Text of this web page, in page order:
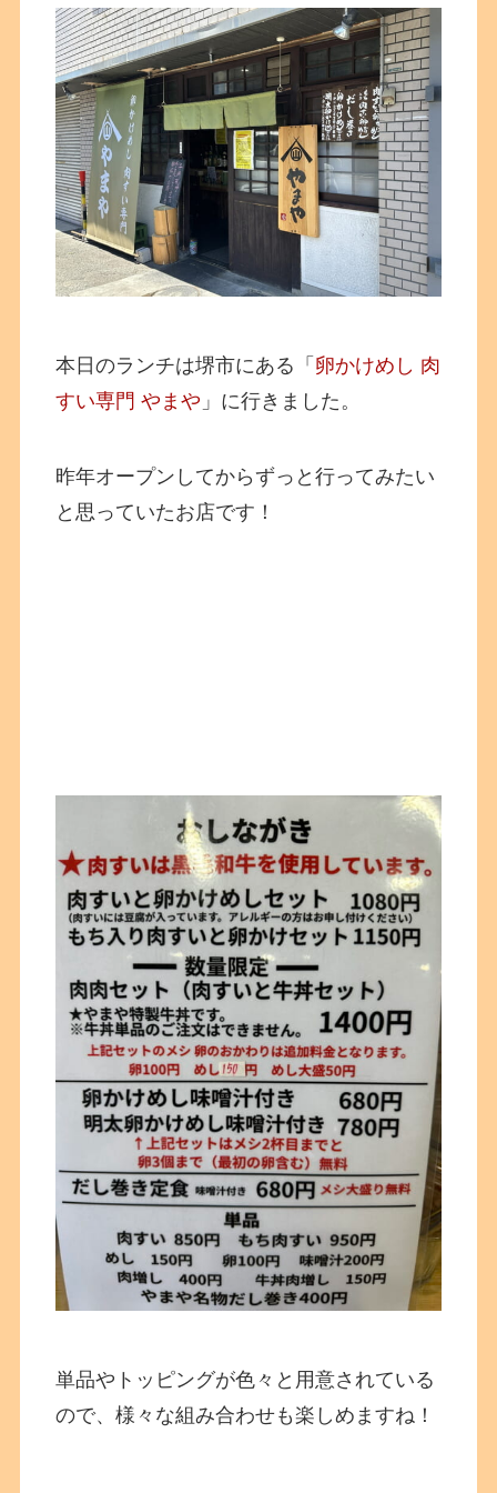
本日のランチは堺市にある「 卵かけめし 肉
すい専門 やまや 」に行きました。
昨年オープンしてからずっと行ってみたい
と思っていたお店です！
単品やトッピングが色々と用意されている
ので、様々な組み合わせも楽しめますね！